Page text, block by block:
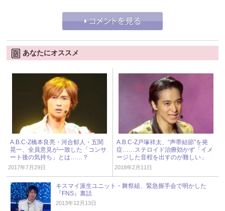
あなたにオススメ
A.B.C-Z橋本良亮・河合郁人・五関
晃一、全員意見が一致した「コンサ
ート後の気持ち」とは……？
2017年7月29日
A.B.C-Z戸塚祥太、“声帯結節”を発
症……ステロイド治療効かず「イメ
ージした音程を出すのが難しい」
2018年2月11日
キスマイ派生ユニット・舞祭組、緊急握手会で明かした
『FNS』裏話
2013年12月13日